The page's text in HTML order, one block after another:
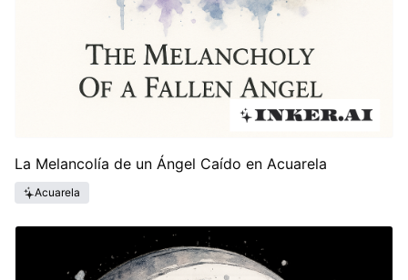
La Melancolía de un Ángel Caído en Acuarela
Acuarela